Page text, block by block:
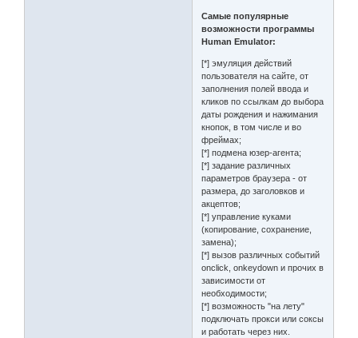
Самые популярные
возможности программы
Human Emulator:
[*] эмуляция действий
пользователя на сайте, от
заполнения полей ввода и
кликов по ссылкам до выбора
даты рождения и нажимания
кнопок, в том числе и во
фреймах;
[*] подмена юзер-агента;
[*] задание различных
параметров браузера - от
размера, до заголовков и
акцептов;
[*] управление куками
(копирование, сохранение,
замена);
[*] вызов различных событий
onclick, onkeydown и прочих в
зависимости от
необходимости;
[*] возможность "на лету"
подключать прокси или соксы
и работать через них.